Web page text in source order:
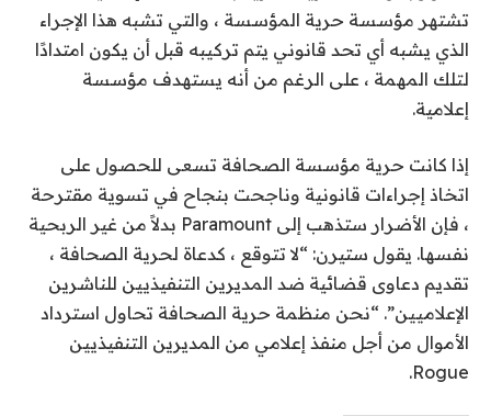
تشتهر مؤسسة حرية المؤسسة ، والتي تشبه هذا الإجراء
الذي يشبه أي تحد قانوني يتم تركيبه قبل أن يكون امتدادًا
لتلك المهمة ، على الرغم من أنه يستهدف مؤسسة
إعلامية.
إذا كانت حرية مؤسسة الصحافة تسعى للحصول على
اتخاذ إجراءات قانونية وناجحت بنجاح في تسوية مقترحة
، فإن الأضرار ستذهب إلى Paramount بدلاً من غير الربحية
نفسها. يقول ستيرن: “لا تتوقع ، كدعاة لحرية الصحافة ،
تقديم دعاوى قضائية ضد المديرين التنفيذيين للناشرين
الإعلاميين”. “نحن منظمة حرية الصحافة تحاول استرداد
الأموال من أجل منفذ إعلامي من المديرين التنفيذيين
Rogue.